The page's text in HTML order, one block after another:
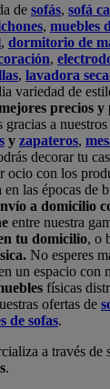
de sofás, sofá
, muebles
, dormitorio de
,
, lavadora
variedad de
precios y
gracias a nuestros
y zapateros,
decorar tu
ocio con los
en las épocas de
a domicilio
entre nuestra
tu domicilio, o
No esperes
un espacio con
físicas
ofertas de
de sofas.
a través de
.